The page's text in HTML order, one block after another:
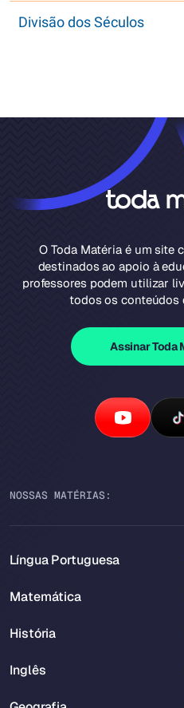
Divisão dos Séculos
O Toda Matéria é um site
destinados ao apoio à
professores podem utilizar
todos os conteúdos
Assinar Toda
NOSSAS MATÉRIAS:
Língua Portuguesa
Matemática
História
Inglês